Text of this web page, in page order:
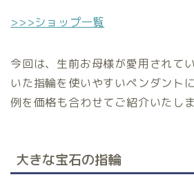
>>>ショップ一覧
今回は、生前お母様が愛用されて
いた指輪を使いやすいペンダント
例を価格も合わせてご紹介いたしま
大きな宝石の指輪